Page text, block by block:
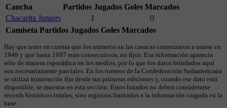
Cancha
Partidos Jugados Goles Marcados
Chacarita Juniors
1
0
Camiseta Partidos Jugados Goles Marcados
Hay que tener en cuenta que los números en las casacas comenzaron a usarse en
1949 y que hasta 1997 eran consecutivos, no fijos. Esa información aparecía
sólo de manera esporádica en los medios, por lo que los datos brindados aquí
son necesariamente parciales. En los torneos de la Confederación Sudamericana
se utiliza numeración fija desde sus primeras ediciones y, cuando ese dato está
disponible, se muestra en esta sección. Estos listados no deben considerarse
récords históricos totales, sino registros limitados a la información cargada en la
base.